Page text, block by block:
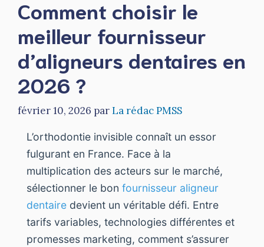
Comment choisir le
meilleur fournisseur
d’aligneurs dentaires en
2026 ?
février 10, 2026 parLa rédac PMSS
L’orthodontie invisible connaît un essor
fulgurant en France. Face à la
multiplication des acteurs sur le marché,
sélectionner le bon fournisseur aligneur
dentaire devient un véritable défi. Entre
tarifs variables, technologies différentes et
promesses marketing, comment s’assurer